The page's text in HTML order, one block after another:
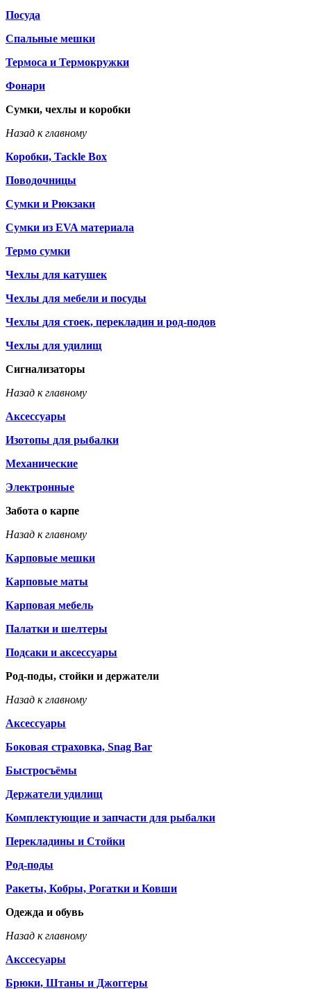
Посуда
Спальные мешки
Термоса и Термокружки
Фонари
Сумки, чехлы и коробки
Назад к главному
Коробки, Tackle Box
Поводочницы
Сумки и Рюкзаки
Сумки из EVA материала
Термо сумки
Чехлы для катушек
Чехлы для мебели и посуды
Чехлы для стоек, перекладин и род-подов
Чехлы для удилищ
Сигнализаторы
Назад к главному
Аксессуары
Изотопы для рыбалки
Механические
Электронные
Забота о карпе
Назад к главному
Карповые мешки
Карповые маты
Карповая мебель
Палатки и шелтеры
Подсаки и аксессуары
Род-поды, стойки и держатели
Назад к главному
Аксессуары
Боковая страховка, Snag Bar
Быстросъёмы
Держатели удилищ
Комплектующие и запчасти для рыбалки
Перекладины и Стойки
Род-поды
Ракеты, Кобры, Рогатки и Ковши
Одежда и обувь
Назад к главному
Акссесуары
Брюки, Штаны и Джоггеры